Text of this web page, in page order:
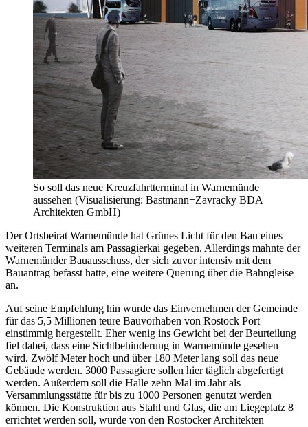
So soll das neue Kreuzfahrtterminal in Warnemünde
aussehen (Visualisierung: Bastmann+Zavracky BDA
Architekten GmbH)
Der Ortsbeirat Warnemünde hat Grünes Licht für den Bau eines
weiteren Terminals am Passagierkai gegeben. Allerdings mahnte der
Warnemünder Bauausschuss, der sich zuvor intensiv mit dem
Bauantrag befasst hatte, eine weitere Querung über die Bahngleise
an.
Auf seine Empfehlung hin wurde das Einvernehmen der Gemeinde
für das 5,5 Millionen teure Bauvorhaben von Rostock Port
einstimmig hergestellt. Eher wenig ins Gewicht bei der Beurteilung
fiel dabei, dass eine Sichtbehinderung in Warnemünde gesehen
wird. Zwölf Meter hoch und über 180 Meter lang soll das neue
Gebäude werden. 3000 Passagiere sollen hier täglich abgefertigt
werden. Außerdem soll die Halle zehn Mal im Jahr als
Versammlungsstätte für bis zu 1000 Personen genutzt werden
können. Die Konstruktion aus Stahl und Glas, die am Liegeplatz 8
errichtet werden soll, wurde von den Rostocker Architekten